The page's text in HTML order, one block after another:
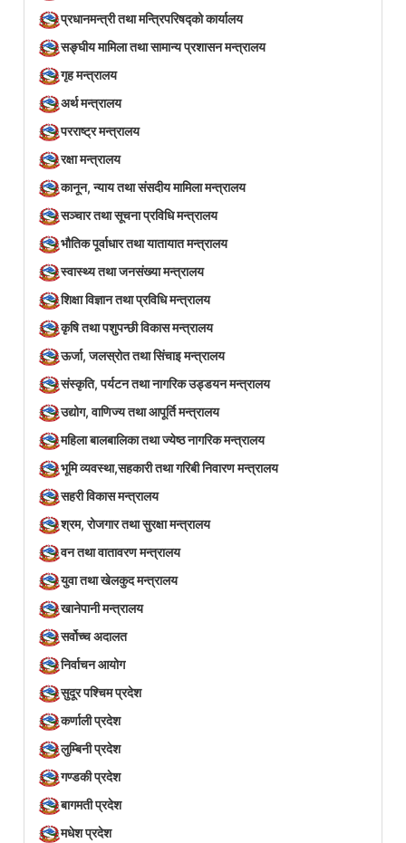
प्रधानमन्त्री तथा मन्त्रिपरिषद्को कार्यालय
सङ्घीय मामिला तथा सामान्य प्रशासन मन्त्रालय
गृह मन्त्रालय
अर्थ मन्त्रालय
परराष्ट्र मन्त्रालय
रक्षा मन्त्रालय
कानून, न्याय तथा संसदीय मामिला मन्त्रालय
सञ्‍चार तथा सूचना प्रविधि मन्त्रालय
भौतिक पूर्वाधार तथा यातायात मन्त्रालय
स्वास्थ्य तथा जनसंख्या मन्त्रालय
शिक्षा विज्ञान तथा प्रविधि मन्त्रालय
कृषि तथा पशुपन्छी विकास मन्त्रालय
ऊर्जा, जलस्रोत तथा सिंचाइ मन्त्रालय
संस्कृति, पर्यटन तथा नागरिक उड्डयन मन्त्रालय
उद्योग, वाणिज्य तथा आपूर्ति मन्त्रालय
महिला बालबालिका तथा ज्येष्ठ नागरिक मन्त्रालय
भूमि व्यवस्था,सहकारी तथा गरिबी निवारण मन्त्रालय
सहरी विकास मन्त्रालय
श्रम, रोजगार तथा सुरक्षा मन्त्रालय
वन तथा वातावरण मन्त्रालय
युवा तथा खेलकुद मन्त्रालय
खानेपानी मन्त्रालय
सर्वोच्च अदालत
निर्वाचन आयोग
सुदूर पश्चिम प्रदेश
कर्णाली प्रदेश
लुम्बिनी प्रदेश
गण्डकी प्रदेश
बागमती प्रदेश
मधेश प्रदेश